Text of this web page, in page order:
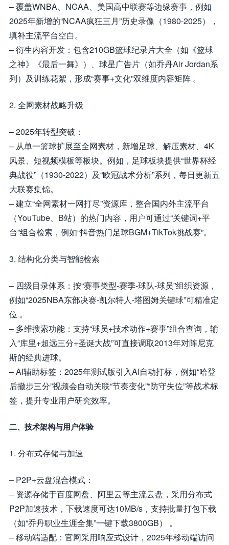
– 覆盖WNBA、NCAA、美国高中联赛等边缘赛事，例如
2025年新增的“NCAA疯狂三月”历史录像（1980-2025），
填补主流平台空白。
– 衍生内容开发：包含210GB篮球纪录片大全（如《篮球
之神》《最后一舞》）、球星广告片（如乔丹Air Jordan系
列）及训练花絮，形成“赛事+文化”双维度内容矩阵 。
2. 全网素材战略升级
– 2025年转型突破：
– 从单一篮球扩展至全网素材，新增足球、解压素材、4K
风景、短视频模板等板块。例如，足球板块提供“世界杯经
典战役”（1930-2022）及“欧冠战术分析”系列，每日更新五
大联赛集锦。
– 建立“全网素材一网打尽”资源库，整合国内外主流平台
（YouTube、B站）的热门内容，用户可通过“关键词+平
台”组合检索，例如“抖音热门足球BGM+TikTok挑战赛”。
3. 结构化分类与智能检索
– 四级目录体系：按“赛事类型-赛季-球队-球员”组织资源，
例如“2025NBA东部决赛-凯尔特人-塔图姆关键球”可精准定
位 。
– 多维搜索功能：支持“球员+技术动作+赛事”组合查询，输
入“库里+超远三分+圣诞大战”可直接调取2013年对阵尼克
斯的经典进球。
– AI辅助标签：2025年测试版引入AI自动打标，例如“哈登
后撤步三分”视频会自动关联“节奏变化”“防守失位”等战术标
签，提升专业用户研究效率。
二、技术架构与用户体验
1. 分布式存储与加速
– P2P+云盘混合模式：
– 资源存储于百度网盘、阿里云等主流云盘，采用分布式
P2P加速技术，下载速度可达10MB/s，支持批量打包下载
（如“乔丹职业生涯全集”一键下载3800GB） 。
– 移动端适配：官网采用响应式设计，2025年移动端访问